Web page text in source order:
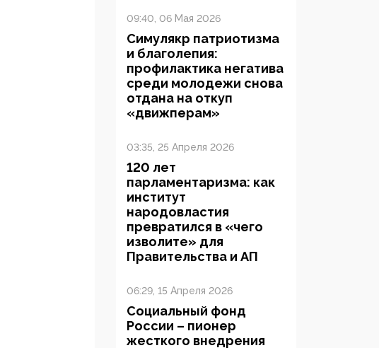
09:40, 06 Мая 2026
Симулякр патриотизма
и благолепия:
профилактика негатива
среди молодежи снова
отдана на откуп
«движперам»
03:35, 25 Апреля 2026
120 лет
парламентаризма: как
институт
народовластия
превратился в «чего
изволите» для
Правительства и АП
06:29, 15 Апреля 2026
Социальный фонд
России – пионер
жесткого внедрения